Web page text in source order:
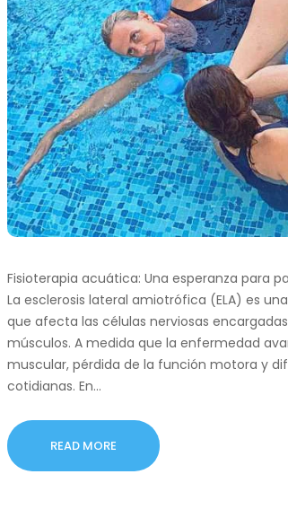
Fisioterapia acuática: Una esperanza para
La esclerosis lateral amiotrófica (ELA) es
que afecta las células nerviosas
músculos. A medida que la enfermedad
muscular, pérdida de la función motora y
cotidianas. En…
READ MORE